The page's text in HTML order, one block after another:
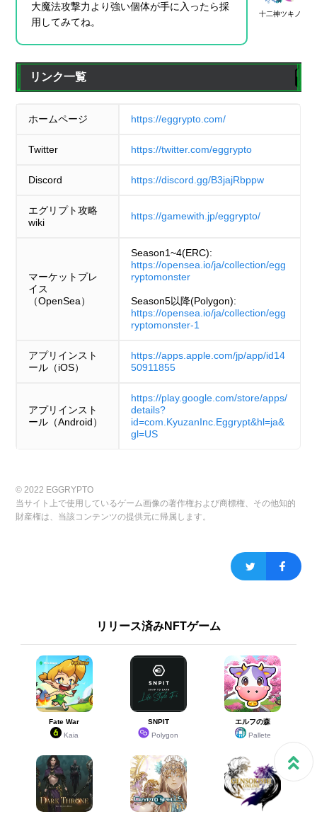
十二神ツキノ
大魔法攻撃力より強い個体が手に入ったら採
用してみてね。
リンク一覧
ホームページ https://eggrypto.com/
Twitter https://twitter.com/eggrypto
Discord https://discord.gg/B3jajRbppw
エグリプト攻略
wiki
https://gamewith.jp/eggrypto/
マーケットプレ
イス
（OpenSea）
Season1~4(ERC):
https://opensea.io/ja/collection/egg
ryptomonster
Season5以降(Polygon):
https://opensea.io/ja/collection/egg
ryptomonster-1
アプリインスト
ール（iOS）
https://apps.apple.com/jp/app/id14
50911855
アプリインスト
ール（Android）
https://play.google.com/store/apps/
details?
id=com.KyuzanInc.Eggrypt&hl=ja&
gl=US
© 2022 EGGRYPTO
当サイト上で使用しているゲーム画像の著作権および商標権、その他知的
財産権は、当該コンテンツの提供元に帰属します。
リリース済みNFTゲーム
Fate War
Kaia
SNPIT
Polygon
エルフの森
Pallete